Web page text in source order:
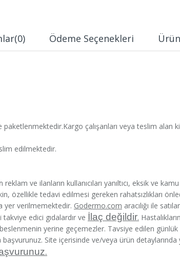
(0) Ödeme Seçenekleri
çalışanları veya teslim alan
edilmektedir.
ve ilanların kullanıcıları yanıltıcı, eksik ve
özellikle tedavi edilmesi gereken rahatsızlıkları
yer verilmemektedir. Godermo.com aracılığı ile
edici gıdalardır ve İlaç değildir.
yerine geçemezler. Tavsiye edilen
Site içerisinde ve/veya ürün detaylarında
.